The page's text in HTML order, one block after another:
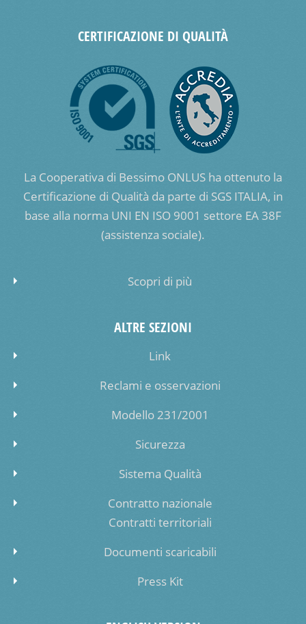
CERTIFICAZIONE DI QUALITÀ
La Cooperativa di Bessimo ONLUS ha ottenuto la
Certificazione di Qualità da parte di SGS ITALIA, in
base alla norma UNI EN ISO 9001 settore EA 38F
(assistenza sociale).
Scopri di più
ALTRE SEZIONI
Link
Reclami e osservazioni
Modello 231/2001
Sicurezza
Sistema Qualità
Contratto nazionale
Contratti territoriali
Documenti scaricabili
Press Kit